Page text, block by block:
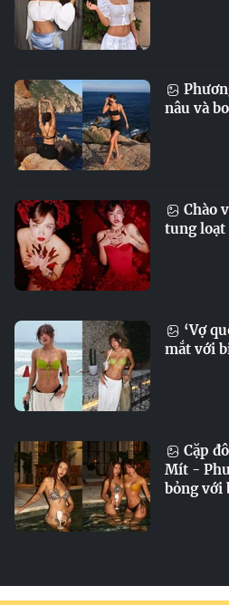
nâu và
Chào
tung loạt
‘Vợ
mắt với
Cặp
Mít -
bỏng với